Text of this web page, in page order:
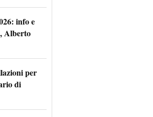
info e
Alberto
per
di